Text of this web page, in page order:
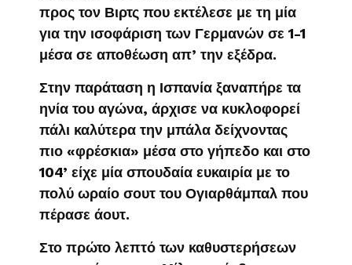
προς τον Βιρτς που εκτέλεσε με τη μία
για την ισοφάριση των Γερμανών σε 1-1
μέσα σε αποθέωση απ’ την εξέδρα.
Στην παράταση η Ισπανία ξαναπήρε τα
ηνία του αγώνα, άρχισε να κυκλοφορεί
πάλι καλύτερα την μπάλα δείχνοντας
πιο «φρέσκια» μέσα στο γήπεδο και στο
104’ είχε μία σπουδαία ευκαιρία με το
πολύ ωραίο σουτ του Ογιαρθάμπαλ που
πέρασε άουτ.
Στο πρώτο λεπτό των καθυστερήσεων